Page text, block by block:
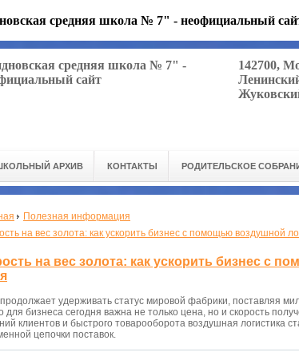
средняя школа № 7" - неофициальный
средняя школа № 7" -
сайт
142700,
АРХИВ КОНТАКТЫ РОДИТЕЛЬСКОЕ
Полезная информация
на вес золота: как ускорить бизнес с помощью воздушной
на вес золота: как ускорить бизнес с
удерживать статус мировой фабрики, поставляя
для бизнеса сегодня важна не только цена, но и скорость
клиентов и быстрого товарооборота воздушная логистика
цепочки поставок.